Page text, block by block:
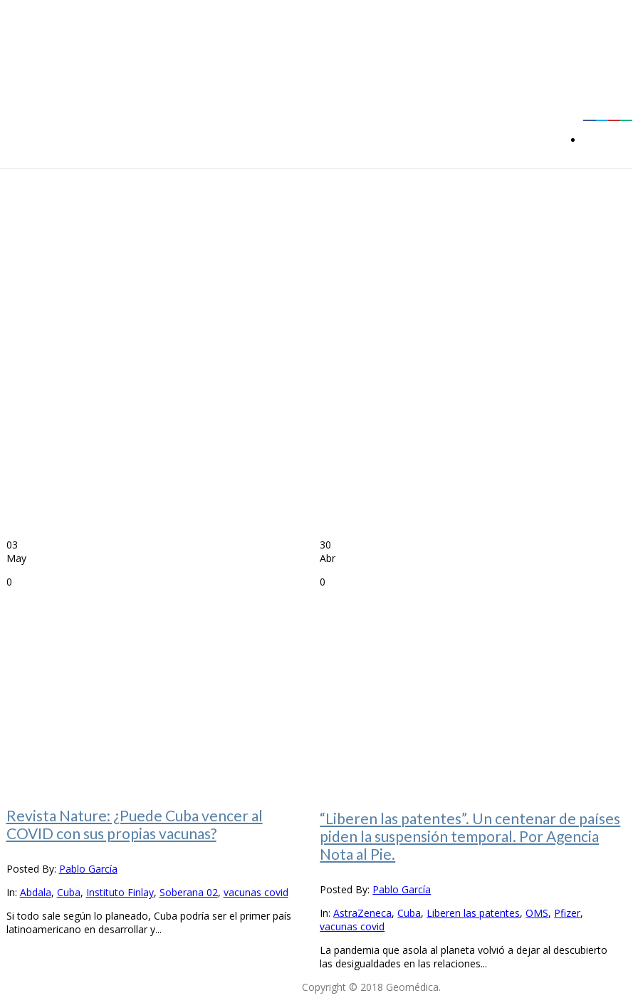
03
May
0
Revista Nature: ¿Puede Cuba vencer al
COVID con sus propias vacunas?
Posted By: Pablo García
In: Abdala, Cuba, Instituto Finlay, Soberana 02, vacunas covid
Si todo sale según lo planeado, Cuba podría ser el primer país
latinoamericano en desarrollar y...
30
Abr
0
“Liberen las patentes”. Un centenar de países
piden la suspensión temporal. Por Agencia
Nota al Pie.
Posted By: Pablo García
In:AstraZeneca,Cuba, Liberen las patentes,OMS, Pfizer,
vacunas covid
La pandemia que asola al planeta volvió a dejar al descubierto
las desigualdades en las relaciones...
Copyright © 2018 Geomédica.